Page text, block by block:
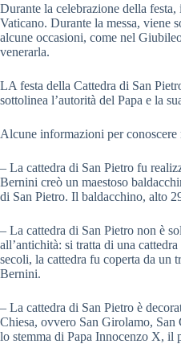
Durante la celebrazione della
Vaticano. Durante la messa, viene
alcune occasioni, come nel
venerarla.
LA festa della Cattedra di San
sottolinea l’autorità del Papa e la
Alcune informazioni per
– La cattedra di San Pietro fu
Bernini creò un maestoso
di San Pietro. Il baldacchino, alto
– La cattedra di San Pietro non è
all’antichità: si tratta di una
secoli, la cattedra fu coperta da un
Bernini.
– La cattedra di San Pietro è
Chiesa, ovvero San Girolamo,
lo stemma di Papa Innocenzo X, il